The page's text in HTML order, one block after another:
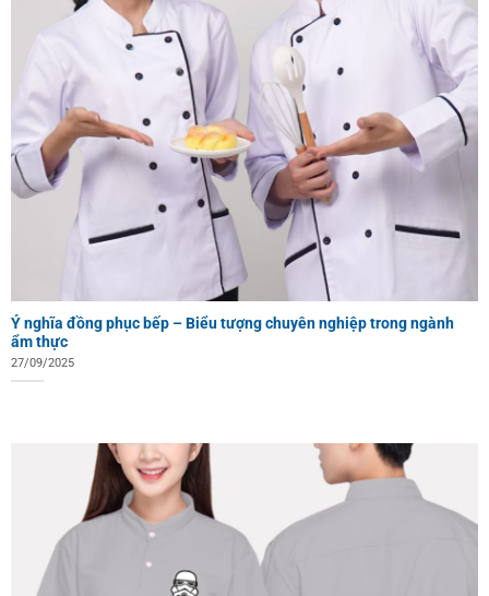
Ý nghĩa đồng phục bếp – Biểu tượng chuyên nghiệp trong ngành
ẩm thực
27/09/2025